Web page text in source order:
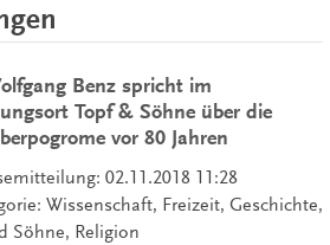
Benz spricht im
Topf & Söhne über die
vor 80 Jahren
02.11.2018 11:28
Wissenschaft, Freizeit, Geschichte,
Söhne, Religion